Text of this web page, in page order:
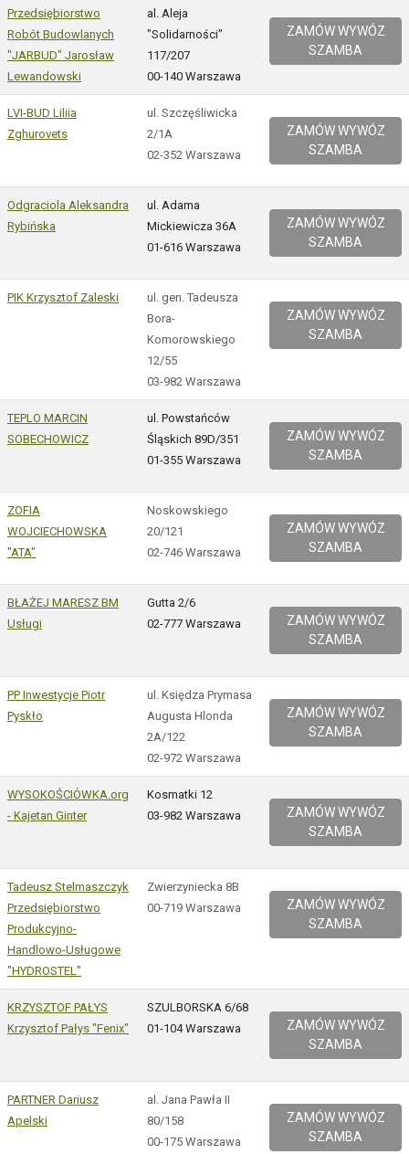
Przedsiębiorstwo
Robót Budowlanych
"JARBUD" Jarosław
Lewandowski
al. Aleja
"Solidarności"
117/207
00-140 Warszawa
ZAMÓW WYWÓZ
SZAMBA
LVI-BUD Liliia
Zghurovets
ul. Szczęśliwicka
2/1A
02-352 Warszawa
ZAMÓW WYWÓZ
SZAMBA
Odgraciola Aleksandra
Rybińska
ul. Adama
Mickiewicza 36A
01-616 Warszawa
ZAMÓW WYWÓZ
SZAMBA
PIK Krzysztof Zaleski
ul. gen. Tadeusza
Bora-
Komorowskiego
12/55
03-982 Warszawa
ZAMÓW WYWÓZ
SZAMBA
TEPLO MARCIN
SOBECHOWICZ
ul. Powstańców
Śląskich 89D/351
01-355 Warszawa
ZAMÓW WYWÓZ
SZAMBA
ZOFIA
WOJCIECHOWSKA
"ATA"
Noskowskiego
20/121
02-746 Warszawa
ZAMÓW WYWÓZ
SZAMBA
BŁAŻEJ MARESZ BM
Usługi
Gutta 2/6
02-777 Warszawa
ZAMÓW WYWÓZ
SZAMBA
PP Inwestycje Piotr
Pyskło
ul. Księdza Prymasa
Augusta Hlonda
2A/122
02-972 Warszawa
ZAMÓW WYWÓZ
SZAMBA
WYSOKOŚCIÓWKA.org
- Kajetan Ginter
Kosmatki 12
03-982 Warszawa
ZAMÓW WYWÓZ
SZAMBA
Tadeusz Stelmaszczyk
Przedsiębiorstwo
Produkcyjno-
Handlowo-Usługowe
"HYDROSTEL"
Zwierzyniecka 8B
00-719 Warszawa
ZAMÓW WYWÓZ
SZAMBA
KRZYSZTOF PAŁYS
Krzysztof Pałys "Fenix"
SZULBORSKA 6/68
01-104 Warszawa
ZAMÓW WYWÓZ
SZAMBA
PARTNER Dariusz
Apelski
al. Jana Pawła II
80/158
00-175 Warszawa
ZAMÓW WYWÓZ
SZAMBA